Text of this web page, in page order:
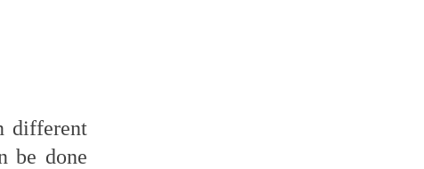
different
be done